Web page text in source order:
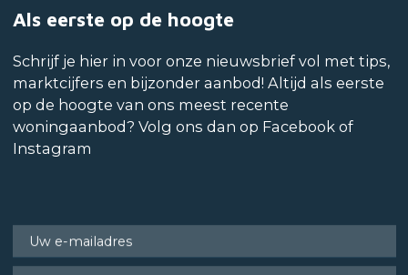
Als eerste op de hoogte
Schrijf je hier in voor onze nieuwsbrief vol met tips,
marktcijfers en bijzonder aanbod! Altijd als eerste
op de hoogte van ons meest recente
woningaanbod? Volg ons dan op Facebook of
Instagram